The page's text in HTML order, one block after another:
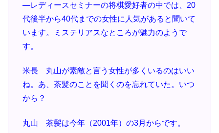
―レディースセミナーの将棋愛好者の中では、20
代後半から40代までの女性に人気があると聞いて
います。ミステリアスなところが魅力のようで
す。
米長 丸山が素敵と言う女性が多くいるのはいい
ね。あ、茶髪のことを聞くのを忘れていた。いつ
から？
丸山 茶髪は今年（2001年）の3月からです。